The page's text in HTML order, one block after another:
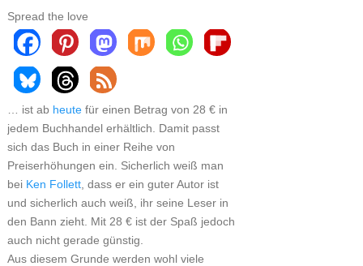
Spread the love
… ist ab heutefür einen Betrag von 28 € in
jedem Buchhandel erhältlich. Damit passt
sich das Buch in einer Reihe von
Preiserhöhungen ein. Sicherlich weiß man
bei Ken Follett, dass er ein guter Autor ist
und sicherlich auch weiß, ihr seine Leser in
den Bann zieht. Mit 28 € ist der Spaß jedoch
auch nicht gerade günstig.
Aus diesem Grunde werden wohl viele